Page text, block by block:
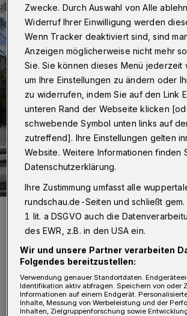
FDP und Grüne äußern sich positiv zu den
Stadtverwaltung in die ehemalige
Foto: Heinz Dieter Mück
Alexander Schmidt,
Zwecke. Durch Auswahl von Alle
Widerruf Ihrer Einwilligung werden
Wenn Tracker deaktiviert sind, sind
Anzeigen möglicherweise nicht mehr
Sie. Sie können dieses Menü jederzeit
um Ihre Einstellungen zu ändern oder
zu widerrufen, indem Sie auf den Link
unteren Rand der Webseite klicken
schwebende Symbol unten links auf
zutreffend]. Ihre Einstellungen gelten
Website. Weitere Informationen finden
Datenschutzerklärung.
Ihre Zustimmung umfasst alle
rundschau.de-Seiten und schließt gem.
1 lit. a DSGVO auch die
des EWR, z.B. in den USA ein.
Wir und unsere Partner verarbeiten
Folgendes bereitzustellen:
Verwendung genauer Standortdaten.
Identifikation aktiv abfragen. Speichern von oder
Informationen auf einem Endgerät.
Inhalte, Messung von Werbeleistung und der
Inhalten, Zielgruppenforschung sowie